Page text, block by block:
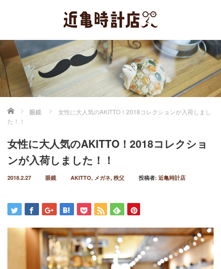
ホーム 眼鏡
女性に大人気のAKITTO！2018コレクションが入荷しまし
た！！
女性に大人気のAKITTO！2018コレクショ
ンが入荷しました！！
2018.2.27 眼鏡 AKITTO, メガネ, 秩父 投稿者: 近亀時計店